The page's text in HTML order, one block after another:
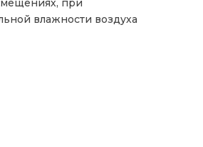
при
влажности воздуха